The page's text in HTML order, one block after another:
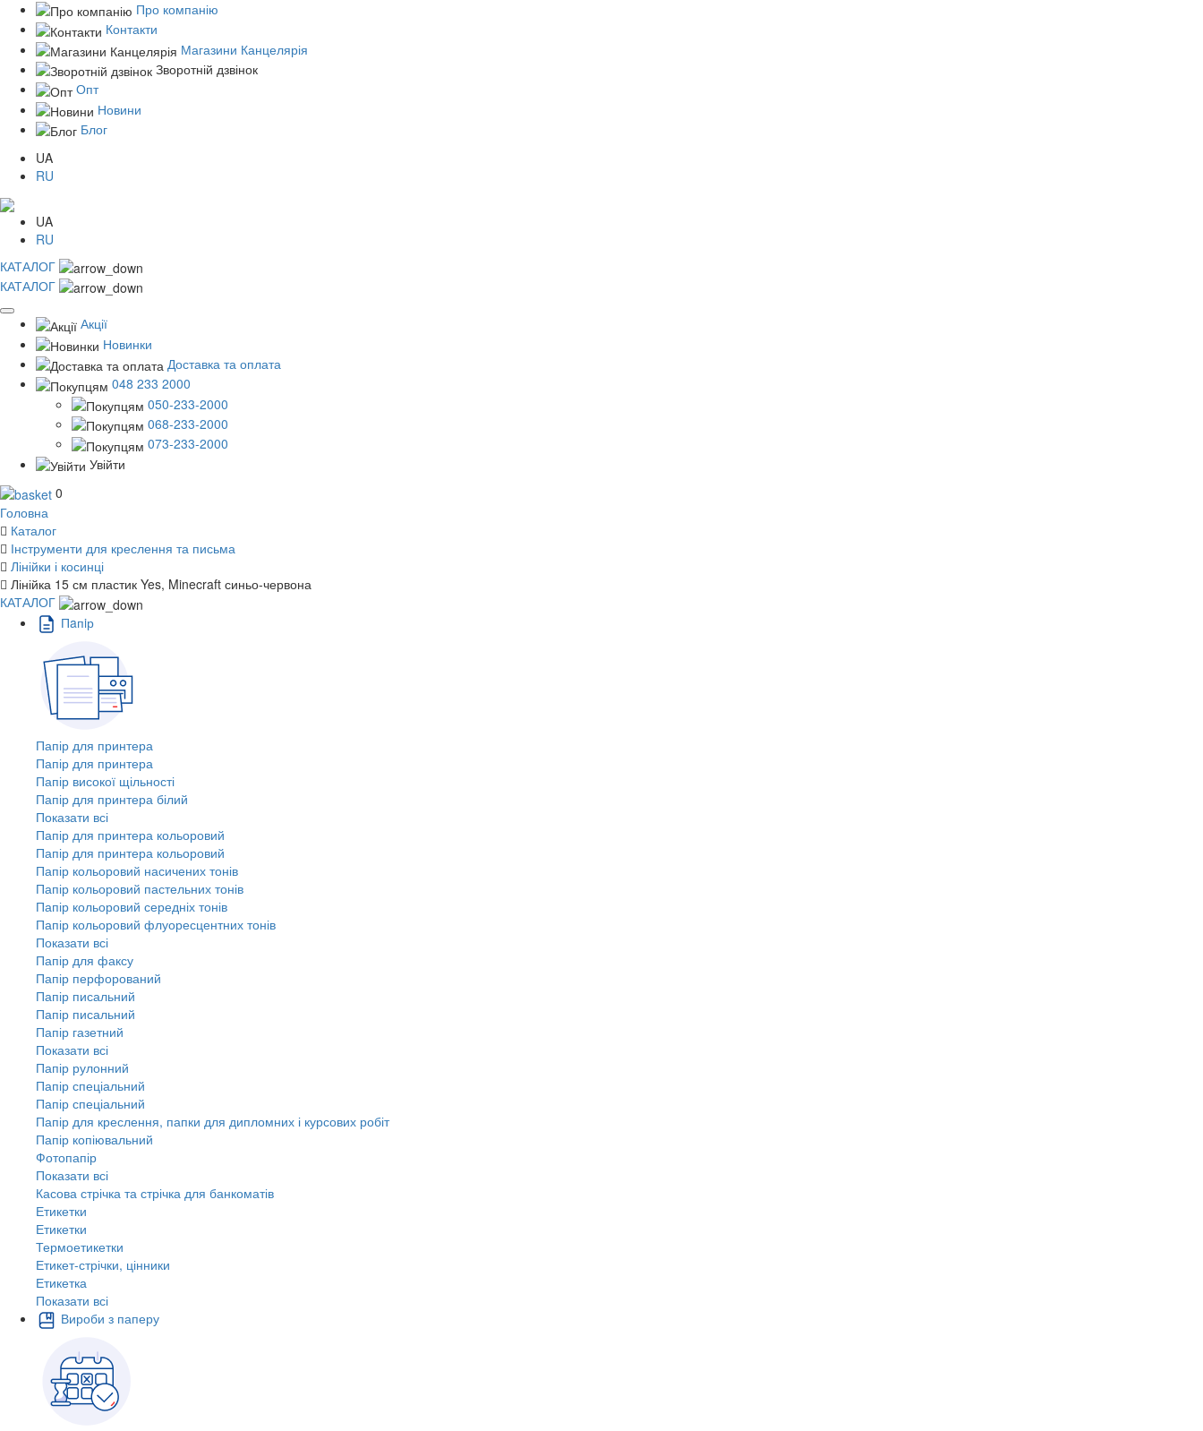
Про компанію
Контакти
Магазини Канцелярія
Зворотній дзвінок
Опт
Новини
Блог
UA
RU
UA
RU
КАТАЛОГ
КАТАЛОГ
Акції
Новинки
Доставка та оплата
048 233 2000
050-233-2000
068-233-2000
073-233-2000
Увійти
0
Головна
Каталог
Інструменти для креслення та письма
Лінійки і косинці
Лінійка 15 см пластик Yes, Minecraft синьо-червона
КАТАЛОГ
Пaпiр
Папір для принтера
Папір для принтера
Папір високої щільності
Папір для принтера білий
Показати всі
Папір для принтера кольоровий
Папір для принтера кольоровий
Папір кольоровий насичених тонів
Папір кольоровий пастельних тонів
Папір кольоровий середніх тонів
Папір кольоровий флуоресцентних тонів
Показати всі
Папір для факсу
Папір перфорований
Папір писальний
Папір писальний
Папір газетний
Показати всі
Папір рулонний
Папір спеціальний
Папір спеціальний
Папір для креслення, папки для дипломних і курсових робіт
Папір копіювальний
Фотопапір
Показати всі
Касова стрічка та стрічка для банкоматів
Етикетки
Етикетки
Термоетикетки
Етикет-стрічки, цінники
Етикетка
Показати всі
Вироби з паперу